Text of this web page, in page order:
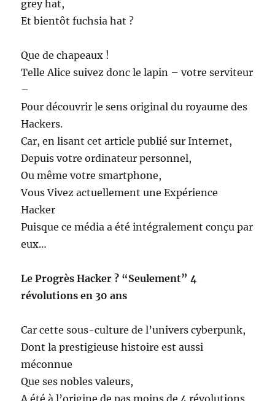
grey hat,
Et bientôt fuchsia hat ?
Que de chapeaux !
Telle Alice suivez donc le lapin – votre serviteur
–
Pour découvrir le sens original du royaume des
Hackers.
Car, en lisant cet article publié sur Internet,
Depuis votre ordinateur personnel,
Ou même votre smartphone,
Vous Vivez actuellement une Expérience
Hacker
Puisque ce média a été intégralement conçu par
eux…
Le Progrès Hacker ? “Seulement” 4
révolutions en 30 ans
Car cette sous-culture de l’univers cyberpunk,
Dont la prestigieuse histoire est aussi
méconnue
Que ses nobles valeurs,
A été à l’origine de pas moins de 4 révolutions